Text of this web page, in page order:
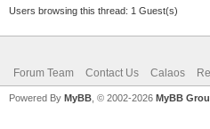
Users browsing this thread: 1 Guest(s)
Forum Team Contact Us Calaos
Powered By MyBB , © 2002-2026 MyBB